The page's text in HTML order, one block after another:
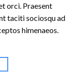
orci. Praesent
taciti sociosqu ad
himenaeos.